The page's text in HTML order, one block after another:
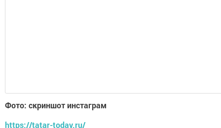
Фото: скриншот инстаграм
https://tatar-today.ru/